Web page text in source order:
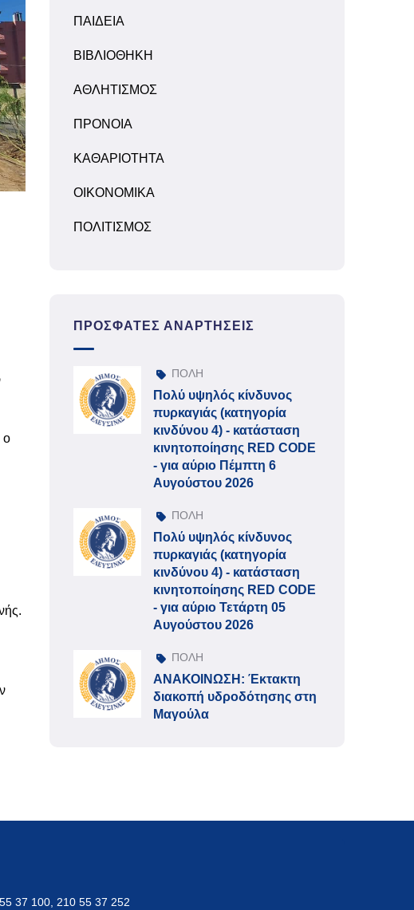
ο
ΠΑΙΔΕΙΑ
ΒΙΒΛΙΟΘΗΚΗ
ΑΘΛΗΤΙΣΜΟΣ
ΠΡΟΝΟΙΑ
ΚΑΘΑΡΙΟΤΗΤΑ
ΟΙΚΟΝΟΜΙΚΑ
ΠΟΛΙΤΙΣΜΟΣ
ΠΡΌΣΦΑΤΕΣ ΑΝΑΡΤΉΣΕΙΣ
ΠΟΛΗ
Πολύ υψηλός κίνδυνος
πυρκαγιάς (κατηγορία
κινδύνου 4) - κατάσταση
κινητοποίησης RED CODE
- για αύριο Πέμπτη 6
Αυγούστου 2026
ΠΟΛΗ
Πολύ υψηλός κίνδυνος
πυρκαγιάς (κατηγορία
κινδύνου 4) - κατάσταση
κινητοποίησης RED CODE
- για αύριο Τετάρτη 05
Αυγούστου 2026
ΠΟΛΗ
ΑΝΑΚΟΙΝΩΣΗ: Έκτακτη
διακοπή υδροδότησης στη
Μαγούλα
37 100, 210 55 37 252